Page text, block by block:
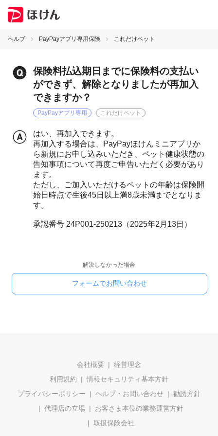
ヘルプ PayPayアプリ専用保険 これだけペット
保険料払込期日までに保険料の支払い
ができず、解除となりましたが再加入
できますか？
PayPayアプリ専用 これだけペット
はい、再加入できます。
再加入する場合は、PayPayほけんミニアプリか
ら新規にお申し込みいただき、ペット健康状態の
告知事項について再度ご申告いただく必要があり
ます。
ただし、ご加入いただけるペットの年齢は保険開
始日時点で生後45日以上満8歳未満までとなりま
す。
承認番号 24P001-250213（2025年2月13日）
解決しなかった場合
フォームでお問い合わせ
会社概要
経営理念
利用規約
情報セキュリティ基本方針
プライバシーポリシー
ヘルプ・お問い合わせ
勧誘方針
代理店の立場
お客さま本位の業務運営方針
取扱保険会社